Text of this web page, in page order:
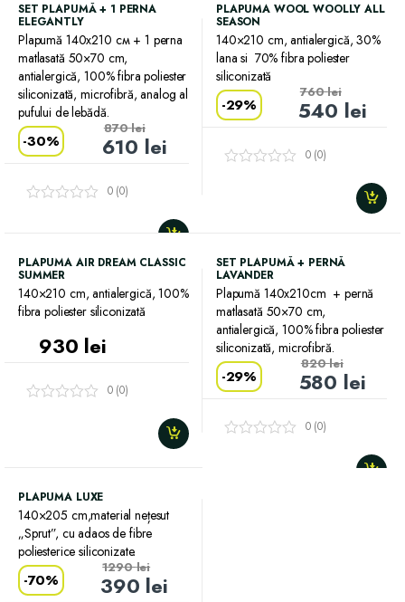
SET PLAPUMĂ + 1 PERNA
ELEGANTLY
Plapumă 140х210 см + 1 perna
matlasată 50×70 cm,
antialergică, 100% fibra poliester
siliconizată, microfibră, analog al
pufului de lebădă.
-30% 610 lei
870lei
0 (0)
PLAPUMA WOOL WOOLLY ALL
SEASON
140×210 cm, antialergică, 30%
lana si 70% fibra poliester
siliconizată
-29% 540 lei
760lei
0 (0)
PLAPUMA AIR DREAM CLASSIC
SUMMER
140×210 cm, antialergică, 100%
fibra poliester siliconizată
930 lei
0 (0)
SET PLAPUMĂ + PERNĂ
LAVANDER
Plapumă 140x210cm + pernă
matlasată 50×70 cm,
antialergică, 100% fibra poliester
siliconizată, microfibră.
-29% 580 lei
820lei
0 (0)
PLAPUMA LUXE
140×205 cm,material nețesut
„Sprut”, cu adaos de fibre
poliesterice siliconizate.
-70% 390 lei
1290lei